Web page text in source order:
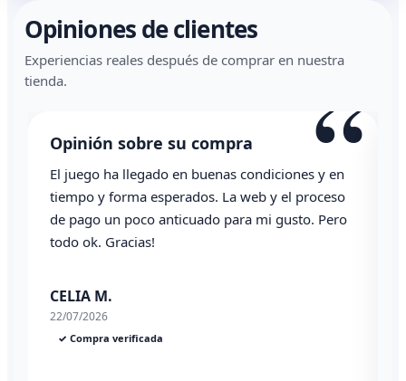
Opiniones de clientes
Experiencias reales después de comprar en nuestra
tienda.
“
Opinión sobre su compra
El juego ha llegado en buenas condiciones y en
tiempo y forma esperados. La web y el proceso
de pago un poco anticuado para mi gusto. Pero
todo ok. Gracias!
CELIA M.
22/07/2026
✓ Compra verificada